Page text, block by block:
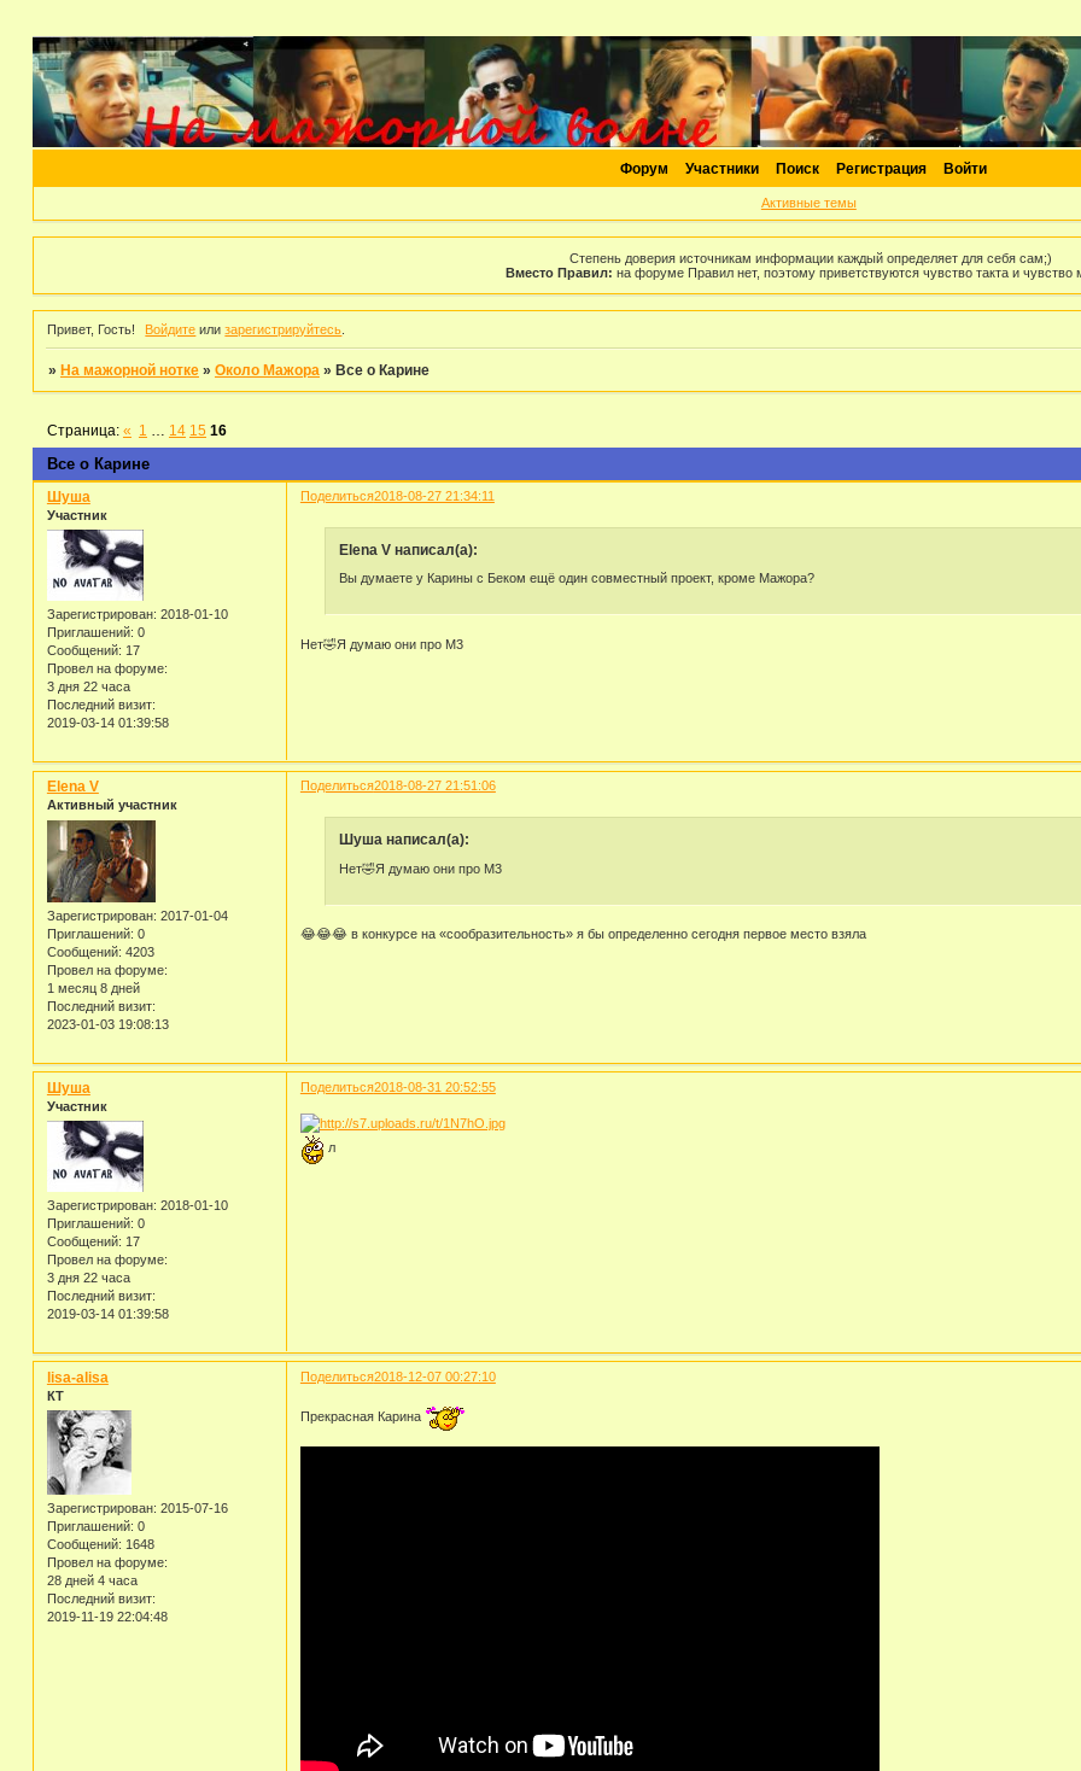
Форум Участники Поиск Регистрация Войти
Активные темы
Степень доверия источникам информации каждый определяет для себя сам;)
Вместо Правил: на форуме Правил нет, поэтому приветствуются чувство такта и чувство
Привет, Гость! Войдите илизарегистрируйтесь
» На мажорной нотке » Около Мажора » Все о Карине
Все о Карине
Страница: « 1 … 14 15 16
Поделиться2018-08-27 21:34:11
Шуша
Участник
Зарегистрирован: 2018-01-10
Приглашений: 0
Сообщений: 17
Провел на форуме:
3 дня 22 часа
Последний визит:
2019-03-14 01:39:58
Elena V написал(а):
Вы думаете у Карины с Беком ещё один совместный проект, кроме Мажора?
Нет🤣Я думаю они про М3
Поделиться2018-08-27 21:51:06
Elena V
Активный участник
Зарегистрирован: 2017-01-04
Приглашений: 0
Сообщений: 4203
Провел на форуме:
1 месяц 8 дней
Последний визит:
2023-01-03 19:08:13
Шуша написал(а):
Нет🤣Я думаю они про М3
😂😂😂 в конкурсе на «сообразительность» я бы определенно сегодня первое место взяла
Поделиться2018-08-31 20:52:55
Шуша
Участник
Зарегистрирован: 2018-01-10
Приглашений: 0
Сообщений: 17
Провел на форуме:
3 дня 22 часа
Последний визит:
2019-03-14 01:39:58
л
Поделиться2018-12-07 00:27:10
lisa-alisa
КТ
Зарегистрирован: 2015-07-16
Приглашений: 0
Сообщений: 1648
Провел на форуме:
28 дней 4 часа
Последний визит:
2019-11-19 22:04:48
Прекрасная Карина